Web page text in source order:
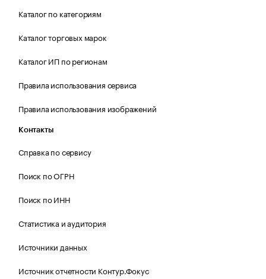
Каталог по категориям
Каталог торговых марок
Каталог ИП по регионам
Правила использования сервиса
Правила использования изображений
Контакты
Справка по сервису
Поиск по ОГРН
Поиск по ИНН
Статистика и аудитория
Источники данных
Источник отчетности Контур.Фокус